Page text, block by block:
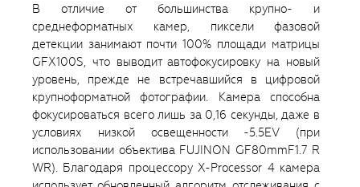
В отличие от большинства крупно- и
среднеформатных камер, пиксели фазовой
детекции занимают почти 100% площади матрицы
GFX100S, что выводит автофокусировку на новый
уровень, прежде не встречавшийся в цифровой
крупноформатной фотографии. Камера способна
фокусироваться всего лишь за 0,16 секунды, даже в
условиях низкой освещенности -5.5EV (при
использовании объектива FUJINON GF80mmF1.7 R
WR). Благодаря процессору X-Processor 4 камера